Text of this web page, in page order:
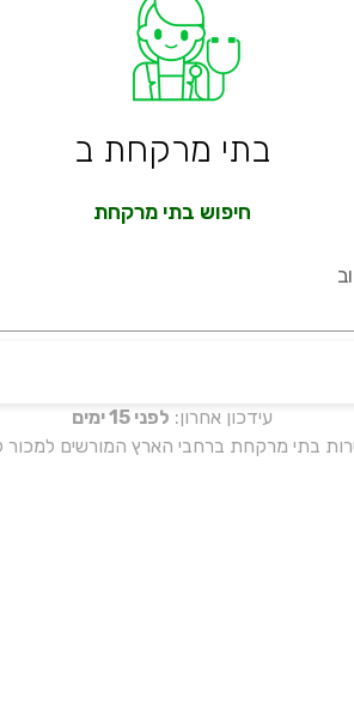
בתי מרקחת ב
חיפוש בתי מרקחת
עידכון אחרון: לפני 15 ימים
בתי מרקחת ברחבי הארץ המורשים למכור